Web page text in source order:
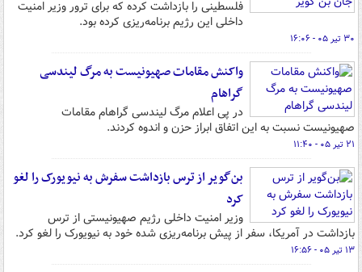
فلسطینی را بازداشت کرده که برای ترور وزیر امنیت
داخلی این رژیم برنامه‌ریزی کرده بود.
۳۰ تیر ۰۵ - ۱۶:۰۶
واکنش مقامات صهیونیست به مرگ لیندسی
گراهام
در پی اعلام مرگ لیندسی گراهام مقامات
صهیونیست نسبت به این اتفاق ابراز حزن و اندوه کردند.
۲۱ تیر ۰۵ - ۱۱:۴۰
بن‌گویر از ترس بازداشت سفرش به نیویورک را لغو
کرد
وزیر امنیت داخلی رژیم صهیونیستی از ترس
بازداشت در آمریکا، سفر از پیش برنامه‌ریزی شده خود به نیویورک را لغو کرد.
۱۳ تیر ۰۵ - ۱۶:۵۶